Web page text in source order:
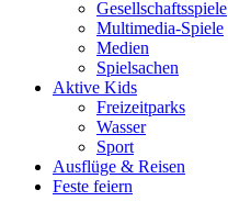
Gesellschaftsspiele
Multimedia-Spiele
Medien
Spielsachen
Aktive Kids
Freizeitparks
Wasser
Sport
Ausflüge & Reisen
Feste feiern